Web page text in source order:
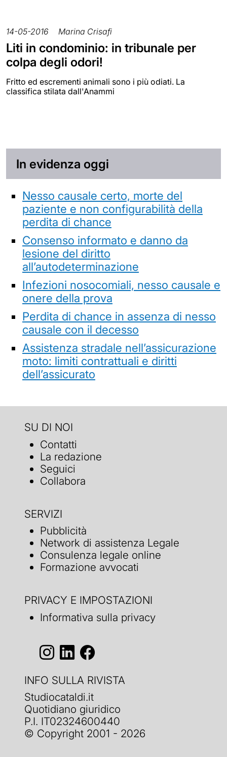
14-05-2016 Marina Crisafi
Liti in condominio: in tribunale per
colpa degli odori!
Fritto ed escrementi animali sono i più odiati. La
classifica stilata dall'Anammi
In evidenza oggi
Nesso causale certo, morte del
paziente e non configurabilità della
perdita di chance
Consenso informato e danno da
lesione del diritto
all’autodeterminazione
Infezioni nosocomiali, nesso causale e
onere della prova
Perdita di chance in assenza di nesso
causale con il decesso
Assistenza stradale nell’assicurazione
moto: limiti contrattuali e diritti
dell’assicurato
SU DI NOI
Contatti
La redazione
Seguici
Collabora
SERVIZI
Pubblicità
Network di assistenza Legale
Consulenza legale online
Formazione avvocati
PRIVACY E IMPOSTAZIONI
Informativa sulla privacy
INFO SULLA RIVISTA
Studiocataldi.it
Quotidiano giuridico
P.I. IT02324600440
© Copyright 2001 - 2026